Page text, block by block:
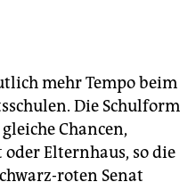
mehr Tempo beim
Die Schulform
Chancen,
Elternhaus, so die
roten Senat